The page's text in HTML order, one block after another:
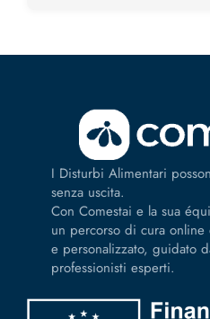
I Disturbi Alimentari
senza uscita.
Con Comestai e la sua
un percorso di cura
e personalizzato, guidato
professionisti esperti.